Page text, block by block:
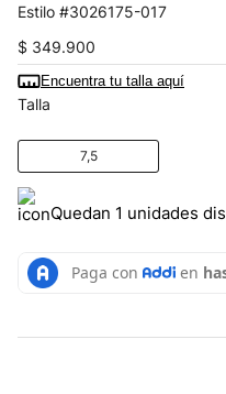
3026175-017
$ 349.900
Encuentra tu talla aquí
Talla
7,5
Quedan 1 unidades